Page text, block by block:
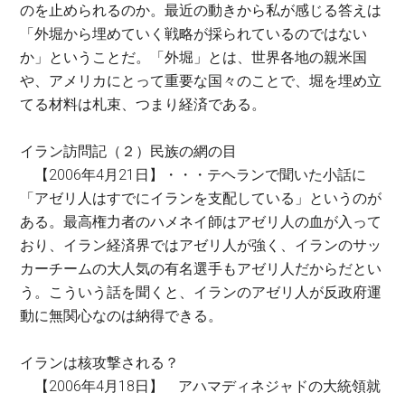
のを止められるのか。最近の動きから私が感じる答えは
「外堀から埋めていく戦略が採られているのではない
か」ということだ。「外堀」とは、世界各地の親米国
や、アメリカにとって重要な国々のことで、堀を埋め立
てる材料は札束、つまり経済である。
イラン訪問記（２）民族の網の目
【2006年4月21日】・・・テヘランで聞いた小話に
「アゼリ人はすでにイランを支配している」というのが
ある。最高権力者のハメネイ師はアゼリ人の血が入って
おり、イラン経済界ではアゼリ人が強く、イランのサッ
カーチームの大人気の有名選手もアゼリ人だからだとい
う。こういう話を聞くと、イランのアゼリ人が反政府運
動に無関心なのは納得できる。
イランは核攻撃される？
【2006年4月18日】 アハマディネジャドの大統領就